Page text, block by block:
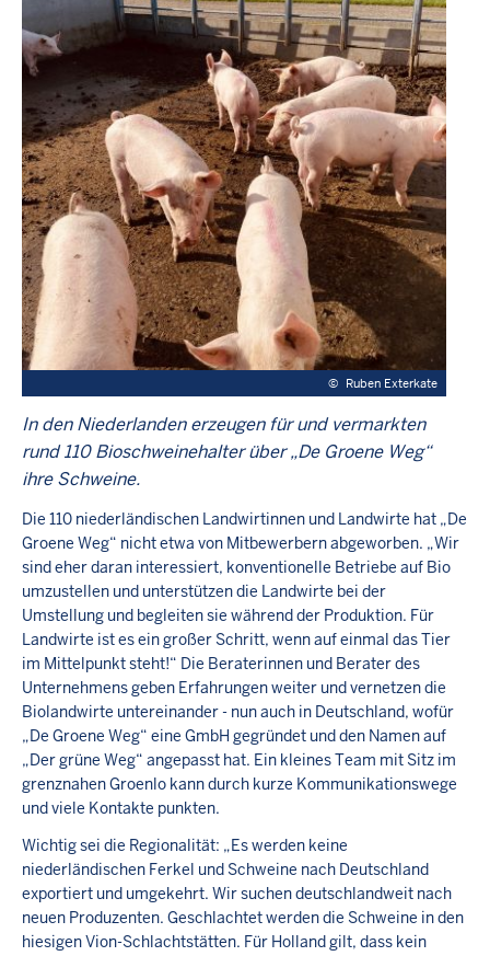
© Ruben Exterkate
In den Niederlanden erzeugen für und vermarkten
rund 110 Bioschweinehalter über „De Groene Weg“
ihre Schweine.
Die 110 niederländischen Landwirtinnen und Landwirte hat „De
Groene Weg“ nicht etwa von Mitbewerbern abgeworben. „Wir
sind eher daran interessiert, konventionelle Betriebe auf Bio
umzustellen und unterstützen die Landwirte bei der
Umstellung und begleiten sie während der Produktion. Für
Landwirte ist es ein großer Schritt, wenn auf einmal das Tier
im Mittelpunkt steht!“ Die Beraterinnen und Berater des
Unternehmens geben Erfahrungen weiter und vernetzen die
Biolandwirte untereinander - nun auch in Deutschland, wofür
„De Groene Weg“ eine GmbH gegründet und den Namen auf
„Der grüne Weg“ angepasst hat. Ein kleines Team mit Sitz im
grenznahen Groenlo kann durch kurze Kommunikationswege
und viele Kontakte punkten.
Wichtig sei die Regionalität: „Es werden keine
niederländischen Ferkel und Schweine nach Deutschland
exportiert und umgekehrt. Wir suchen deutschlandweit nach
neuen Produzenten. Geschlachtet werden die Schweine in den
hiesigen Vion-Schlachtstätten. Für Holland gilt, dass kein